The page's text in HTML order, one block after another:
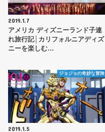
2019.1.7
アメリカ ディズニーランド子連
れ旅行記│カリフォルニアディズ
ニーを楽しむ…
ジョジョの奇妙な冒険
2019.1.5